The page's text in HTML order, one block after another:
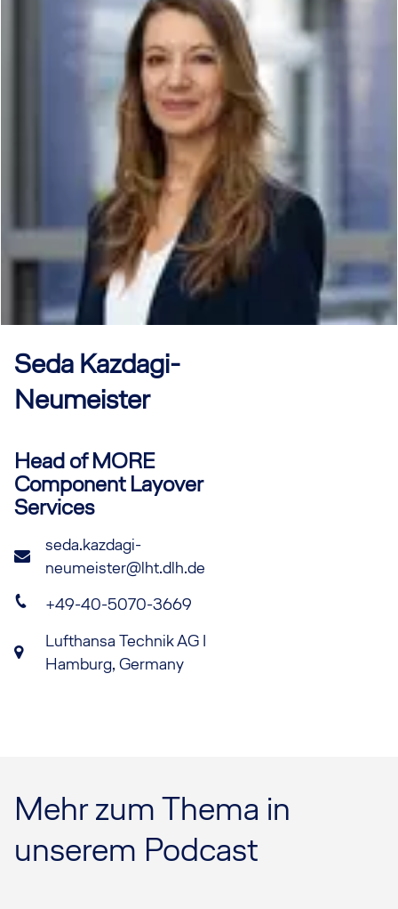
SedaKazdagi-
Neumeister
Head of MORE
Component Layover
Services
seda.kazdagi-
neumeister@lht.dlh.de
+49-40-5070-3669
Lufthansa Technik AG I
Hamburg, Germany
Mehr zum Thema in
unserem Podcast